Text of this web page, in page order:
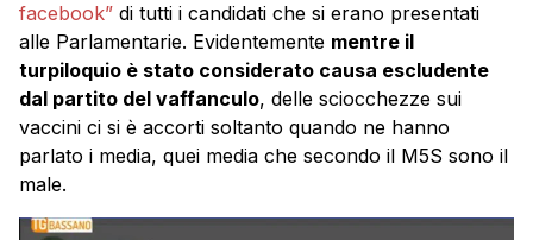
facebook” di tutti i candidati che si erano presentati
alle Parlamentarie. Evidentemente mentre il
turpiloquio è stato considerato causa escludente
dal partito del vaffanculo, delle sciocchezze sui
vaccini ci si è accorti soltanto quando ne hanno
parlato i media, quei media che secondo il M5S sono il
male.